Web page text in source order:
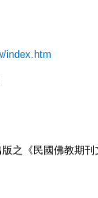
index.htm
之《民國佛教期